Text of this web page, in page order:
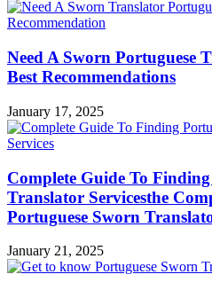
Need A Sworn Portuguese
Best Recommendations
January 17, 2025
Complete Guide To
Translator Servicesthe
Portuguese Sworn
January 21, 2025